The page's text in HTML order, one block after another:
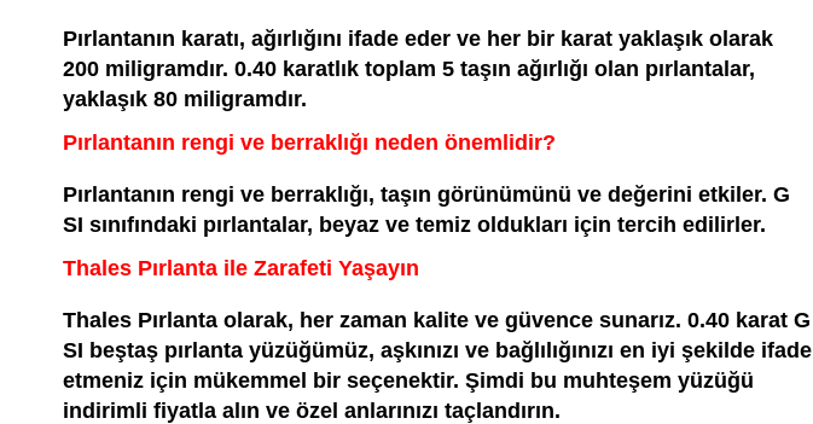
Pırlantanın karatı, ağırlığını ifade eder ve her bir karat yaklaşık olarak
200 miligramdır. 0.40 karatlık toplam 5 taşın ağırlığı olan pırlantalar,
yaklaşık 80 miligramdır.
Pırlantanın rengi ve berraklığı neden önemlidir?
Pırlantanın rengi ve berraklığı, taşın görünümünü ve değerini etkiler. G
SI sınıfındaki pırlantalar, beyaz ve temiz oldukları için tercih edilirler.
Thales Pırlanta ile Zarafeti Yaşayın
Thales Pırlanta olarak, her zaman kalite ve güvence sunarız. 0.40 karat G
SI beştaş pırlanta yüzüğümüz, aşkınızı ve bağlılığınızı en iyi şekilde ifade
etmeniz için mükemmel bir seçenektir. Şimdi bu muhteşem yüzüğü
indirimli fiyatla alın ve özel anlarınızı taçlandırın.